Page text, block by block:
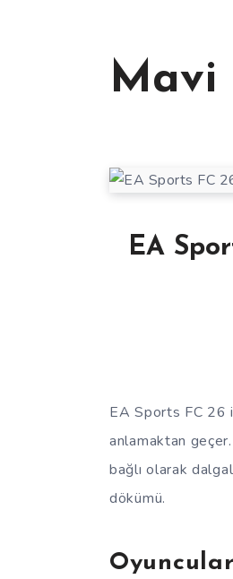
Mavi
EA
EA Sports FC 26
anlamaktan
bağlı olarak
dökümü.